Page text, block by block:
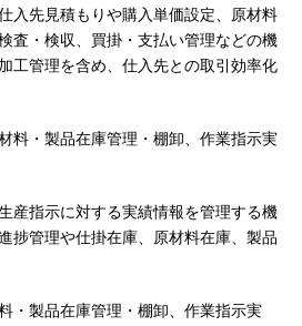
入先見積もりや購入単価設定、原材料
査・検収、買掛・支払い管理などの機
工管理を含め、仕入先との取引効率化
料・製品在庫管理・棚卸、作業指示実
産指示に対する実績情報を管理する機
捗管理や仕掛在庫、原材料在庫、製品
・製品在庫管理・棚卸、作業指示実